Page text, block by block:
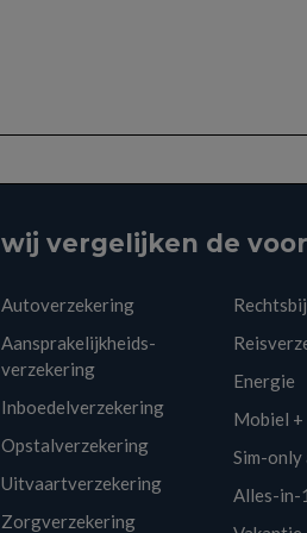
wij vergelijken de
Autoverzekering
Aansprakelijkheids-
verzekering
Inboedelverzekering
Opstalverzekering
Uitvaartverzekering
Zorgverzekering
Energie
Mobiel +
Sim-only
Alles-in-